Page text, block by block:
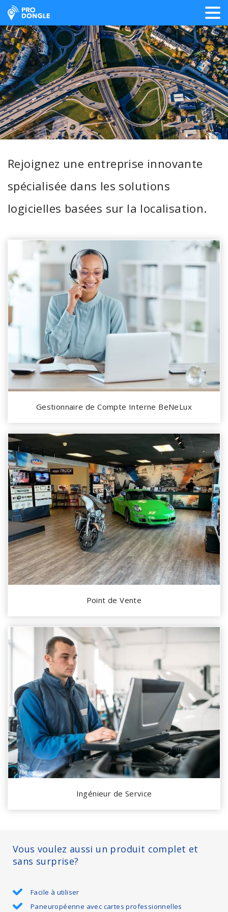
ProDongle Géolocalisation
Rejoignez une entreprise innovante
spécialisée dans les solutions
logicielles basées sur la localisation.
Gestionnaire de Compte Interne BeNeLux
Point de Vente
Ingénieur de Service
Vous voulez aussi un produit complet et
sans surprise?
Facile à utiliser
Paneuropéenne avec cartes professionnelles